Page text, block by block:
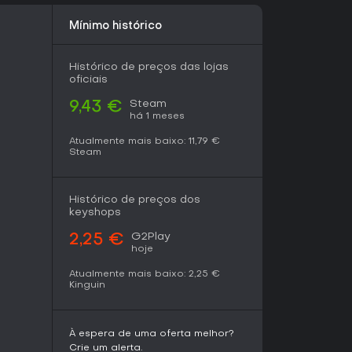
inesquecíveis. Lançado em 1º de abril de
down com vibe de party game e não se
fresca para sessões casuais. Quem
imediata e surpresas rejugáveis
sem compromisso.
Mínimo histórico
Histórico de preços das lojas
oficiais
9,43 € Steam
há 1 meses
Atualmente mais baixo: 11,79 €
Steam
Histórico de preços dos
keyshops
2,25 € G2Play
hoje
Atualmente mais baixo: 2,25 €
Kinguin
À espera de uma oferta melhor?
Crie um alerta.